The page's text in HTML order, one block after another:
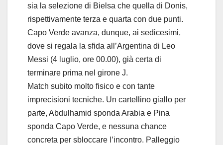
sia la selezione di Bielsa che quella di Donis,
rispettivamente terza e quarta con due punti.
Capo Verde avanza, dunque, ai sedicesimi,
dove si regala la sfida all’Argentina di Leo
Messi (4 luglio, ore 00.00), già certa di
terminare prima nel girone J.
Match subito molto fisico e con tante
imprecisioni tecniche. Un cartellino giallo per
parte, Abdulhamid sponda Arabia e Pina
sponda Capo Verde, e nessuna chance
concreta per sbloccare l’incontro. Palleggio